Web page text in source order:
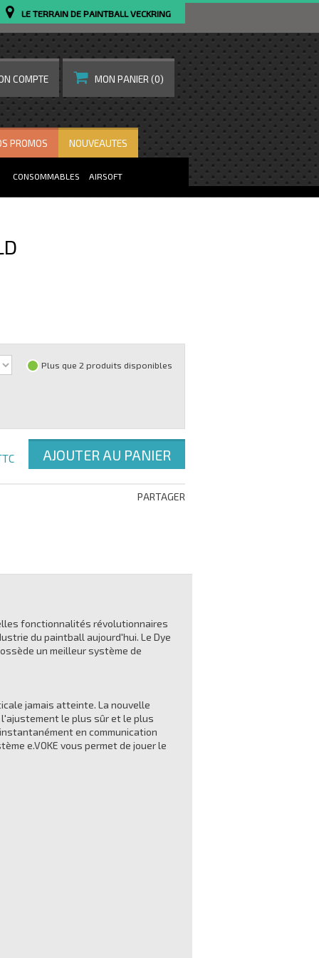
LE TERRAIN DE PAINTBALL VECKRING
COMPTE MON PANIER (0)
CONSOMMABLES AIRSOFT
PROMOS NOUVEAUTES
Plus que 2 produits disponibles
AJOUTER AU PANIER
PARTAGER
fonctionnalités révolutionnaires
du paintball aujourd'hui. Le Dye
un meilleur système de
jamais atteinte. La nouvelle
le plus sûr et le plus
en communication
e.VOKE vous permet de jouer le